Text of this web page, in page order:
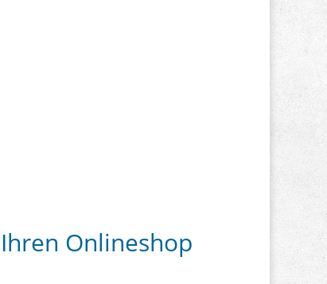
Onlineshop